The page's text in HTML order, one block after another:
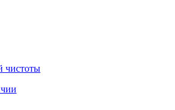
чистоты